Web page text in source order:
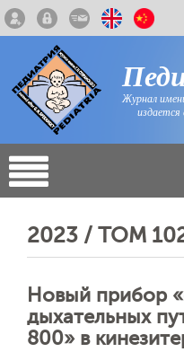
Журнал
издается
2023 / ТОМ
Новый прибор
дыхательных
800» в